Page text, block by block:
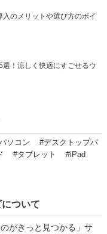
のメリットや選び方のポイ
！涼しく快適にすごせるウ
ソコン
#デスクトップパ
#タブレット #iPad
ついて
がきっと見つかる」サ